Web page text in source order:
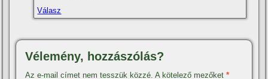
Válasz
Vélemény, hozzászólás?
Az e-mail címet nem tesszük közzé. A kötelező mezőket*